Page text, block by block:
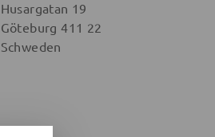
Husargatan 19
Göteburg 411 22
Schweden